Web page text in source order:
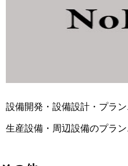
設備開発・設備設計・プラ
生産設備・周辺設備のプラ